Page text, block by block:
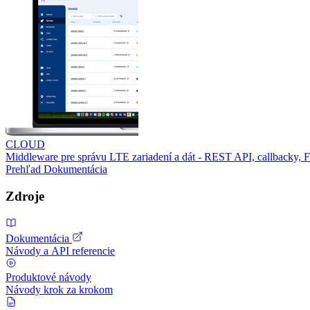
CLOUD
Middleware pre správu LTE zariadení a dát - REST API, callbacky,
Prehľad Dokumentácia
Zdroje
Dokumentácia
Návody a API referencie
Produktové návody
Návody krok za krokom